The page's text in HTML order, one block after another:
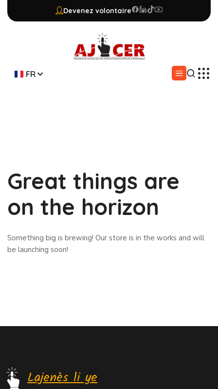
Devenez volontaire
FR
Great things are
on the horizon
Something big is brewing! Our store is in the works and will
be launching soon!
Lajenès li ye